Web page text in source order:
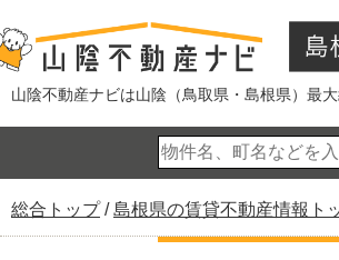
山陰不動産ナビは山陰（鳥取県・島根県）最
現
在
総合トップ/島根県の賃貸不動産情報ト